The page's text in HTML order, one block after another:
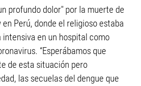
profundo dolor" por la muerte de
Perú, donde el religioso estaba
en un hospital como
“Esperábamos que
de esta situación pero
las secuelas del dengue que